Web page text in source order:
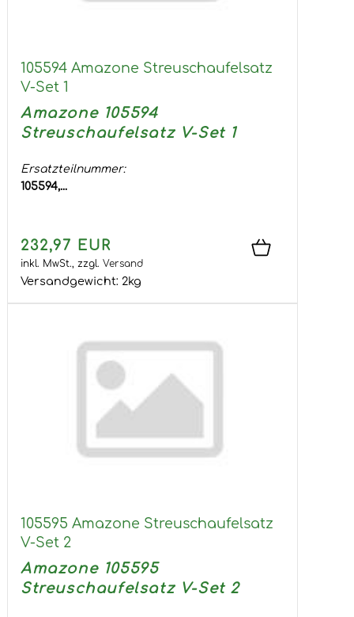
105594 Amazone Streuschaufelsatz
V-Set 1
Amazone 105594
Streuschaufelsatz V-Set 1
Ersatzteilnummer:
105594,...
232,97 EUR
inkl. MwSt., zzgl. Versand
Versandgewicht: 2kg
105595 Amazone Streuschaufelsatz
V-Set 2
Amazone 105595
Streuschaufelsatz V-Set 2